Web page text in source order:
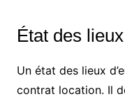
État des
Un état des lieux
contrat location. Il